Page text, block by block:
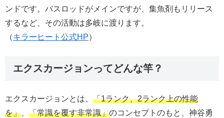
ンドです。バスロッドがメインですが、集魚剤もリリース
するなど、その活動は多岐に渡ります。
（キラーヒート公式HP）
エクスカージョンってどんな竿？
エクスカージョンとは、 「1ランク、2ランク上の性能
を」
「常識を覆す非常識」のコンセプトのもと、神谷勇